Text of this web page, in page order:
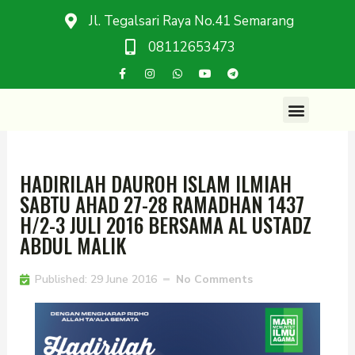
Jl. Tegalsari Raya No.41 Semarang
08112653473
HADIRILAH DAUROH ISLAM ILMIAH
SABTU AHAD 27-28 RAMADHAN 1437
H/2-3 JULI 2016 BERSAMA AL USTADZ
ABDUL MALIK
Published: 29 June 2016 No Comments